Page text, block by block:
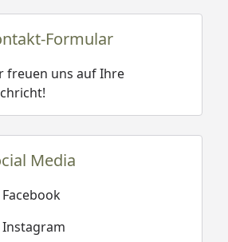
Formular
freuen uns auf Ihre
Media
Facebook
Instagram